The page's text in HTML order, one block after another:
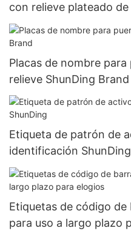
con relieve plateado
Placas de nombre
relieve ShunDing Brand
Etiqueta de patrón de
identificación ShunDing
Etiquetas de código
para uso a largo plazo